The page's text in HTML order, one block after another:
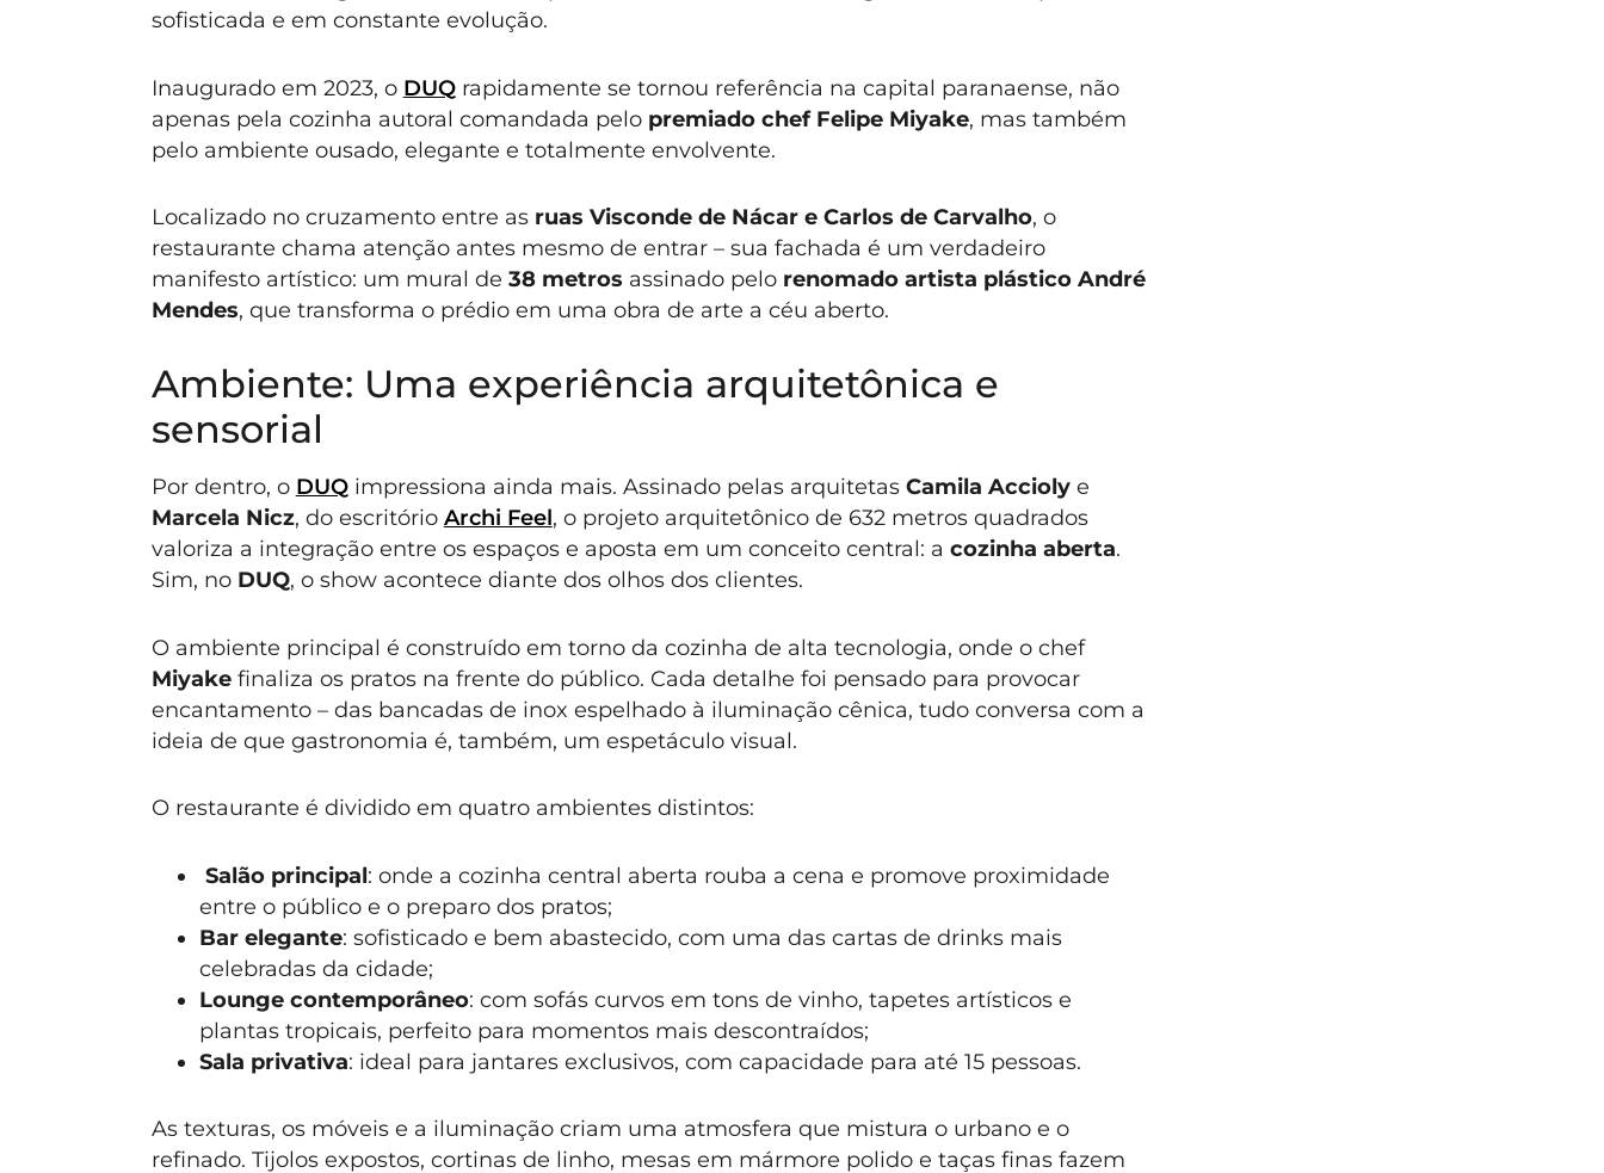
sofisticada e em constante evolução.
Inaugurado em 2023, o DUQrapidamente se tornou referência na capital paranaense, não
apenas pela cozinha autoral comandada pelo premiado chef Felipe Miyake, mas também
pelo ambiente ousado, elegante e totalmente envolvente.
Localizado no cruzamento entre as ruas Visconde de Nácar e Carlos de Carvalho, o
restaurante chama atenção antes mesmo de entrar – sua fachada é um verdadeiro
manifesto artístico: um mural de 38 metros assinado pelo renomado artista plástico André
Mendes, que transforma o prédio em uma obra de arte a céu aberto.
Ambiente: Uma experiência arquitetônica e
sensorial
Por dentro, o DUQimpressiona ainda mais. Assinado pelas arquitetas Camila Acciolye
Marcela Nicz, do escritório Archi Feel, o projeto arquitetônico de 632 metros quadrados
valoriza a integração entre os espaços e aposta em um conceito central: a cozinha aberta.
Sim, no DUQ, o show acontece diante dos olhos dos clientes.
O ambiente principal é construído em torno da cozinha de alta tecnologia, onde o chef
Miyakefinaliza os pratos na frente do público. Cada detalhe foi pensado para provocar
encantamento – das bancadas de inox espelhado à iluminação cênica, tudo conversa com a
ideia de que gastronomia é, também, um espetáculo visual.
O restaurante é dividido em quatro ambientes distintos:
Salão principal: onde a cozinha central aberta rouba a cena e promove proximidade
entre o público e o preparo dos pratos;
Bar elegante: sofisticado e bem abastecido, com uma das cartas de drinks mais
celebradas da cidade;
Lounge contemporâneo: com sofás curvos em tons de vinho, tapetes artísticos e
plantas tropicais, perfeito para momentos mais descontraídos;
Sala privativa: ideal para jantares exclusivos, com capacidade para até 15 pessoas.
As texturas, os móveis e a iluminação criam uma atmosfera que mistura o urbano e o
refinado. Tijolos expostos, cortinas de linho, mesas em mármore polido e taças finas fazem